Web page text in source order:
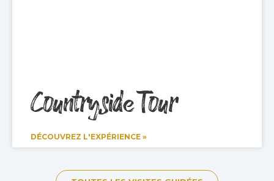
Countryside Tour
DÉCOUVREZ L'EXPÉRIENCE »